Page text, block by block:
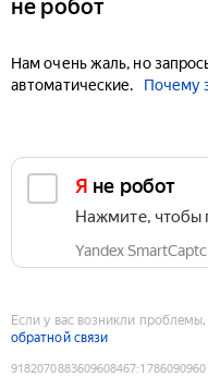
не робот
Нам очень жаль, но
автоматические.
Почему
Я не робот
Нажмите, чтобы
Yandex
Если у вас возникли
обратной связи
9182070883609608467:1786090960